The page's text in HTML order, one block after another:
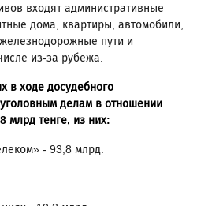
входят административные
дома, квартиры, автомобили,
пути и
из-за рубежа.
в ходе досудебного
делам в отношении
млрд тенге, из них:
- 93,8 млрд.